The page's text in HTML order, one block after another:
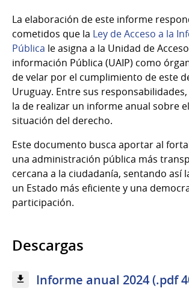
La elaboración de este informe
cometidos que la Ley de Acceso a la
Pública le asigna a la Unidad de
información Pública (UAIP) como
de velar por el cumplimiento de este
Uruguay. Entre sus
la de realizar un informe anual sobre
situación del derecho.
Este documento busca aportar al
una administración pública más
cercana a la ciudadanía, sentando así
un Estado más eficiente y una
participación.
Descargas
Informe anual 2024 (.pdf